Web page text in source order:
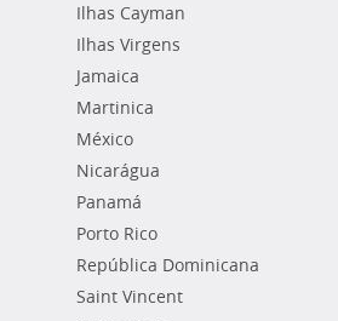
Ilhas Cayman
Ilhas Virgens
Jamaica
Martinica
México
Nicarágua
Panamá
Porto Rico
República Dominicana
Saint Vincent